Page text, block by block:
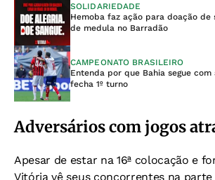
SOLIDARIEDADE
Hemoba faz ação para doação de
de medula no Barradão
CAMPEONATO BRASILEIRO
Entenda por que Bahia segue
fecha 1º turno
Adversários com jogos
Apesar de estar na 16ª colocação e
Vitória vê seus concorrentes na